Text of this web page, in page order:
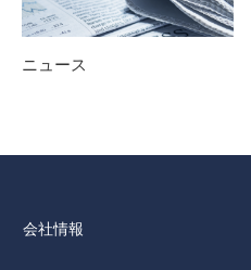
ニュース
会社情報